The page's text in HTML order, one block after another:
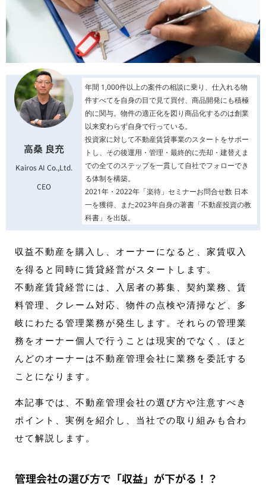
高桑 良充
Kairos AI Co.,Ltd.
CEO
年間 1,000件以上の案件の相談に乗り、仕入れる物
件すべてを自身の目で見て買付、商品開発にも積極
的に関与。物件の適正化を図り商品化するのは創業
以来変わらず自身で行っている。
投資家に対して不動産賃貸事業のスタートをサポー
トし、その後運用・管理・最終的に売却・建替えま
での全てのステップを一貫して自社でフォローでき
る体制を構築。
2021年・2022年「楽待」セミナーお問合せ数 日本
一を獲得、また2023年自身の著書「不動産投資の教
科書」を出版。
収益不動産を購入し、オーナーになると、家賃収入
を得ると同時に賃貸経営がスタートします。
不動産賃貸経営には、入居者の募集、契約業務、賃
料管理、クレーム対応、物件の点検や清掃など、多
岐にわたる管理業務が発生します。それらの管理業
務をオーナー個人で行うことは現実的でなく、ほと
んどのオーナーは不動産管理会社に業務を委託する
ことになります。
本記事では、不動産管理会社の選び方や注意すべき
ポイント、実例を紹介し、当社での取り組みも合わ
せて解説します。
管理会社の選び方で「収益」が下がる！？